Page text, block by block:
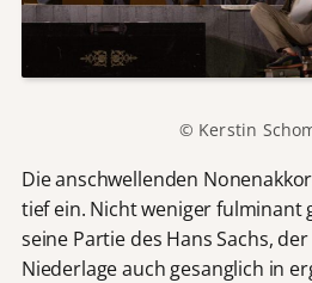
© Kerstin
Die anschwellenden
tief ein. Nicht weniger fulminant
seine Partie des Hans Sachs,
Niederlage auch gesanglich in